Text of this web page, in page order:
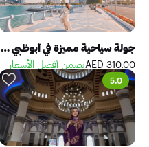
جولة سياحية مميزة في أبوظبي لمدة يوم كامل من دبي
310.00 AED نضمن أفضل الأسعار
5.0